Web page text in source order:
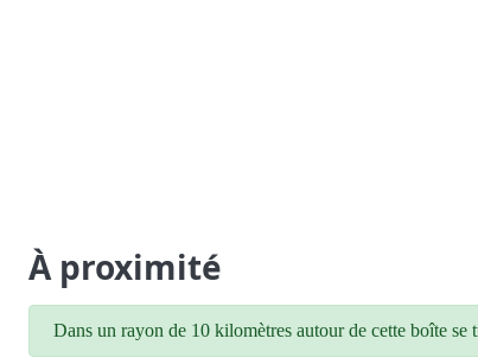
À proximité
Dans un rayon de 10 kilomètres autour de cette boîte se